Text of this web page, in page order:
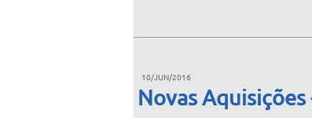
10/JUN/2016
Novas Aquisições